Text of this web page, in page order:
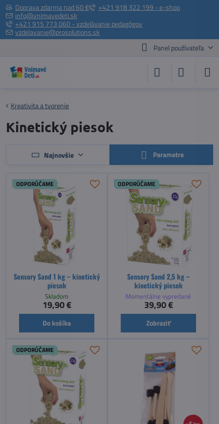
Doprava zdarma nad 60 €
+421 918 322 199 - e-shop
info@vnimavedeti.sk
+421 915 773 060 - vzdelávanie pedagógov
vzdelavanie@prosolutions.sk
Panel používateľa
Kreativita a tvorenie
Kinetický piesok
Najnovšie Parametre
ODPORÚČAME
Sensory Sand 1 kg – kinetický
piesok
Skladom
19,90 €
Do košíka
ODPORÚČAME
Sensory Sand 2,5 kg –
kinetický piesok
Momentálne vypredané
39,90 €
Zobraziť
ODPORÚČAME